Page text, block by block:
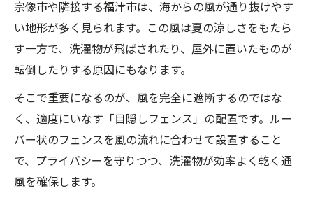
宗像市や隣接する福津市は、海からの風が通り抜けやす
い地形が多く見られます。この風は夏の涼しさをもたら
す一方で、洗濯物が飛ばされたり、屋外に置いたものが
転倒したりする原因にもなります。
そこで重要になるのが、風を完全に遮断するのではな
く、適度にいなす「目隠しフェンス」の配置です。ルー
バー状のフェンスを風の流れに合わせて設置すること
で、プライバシーを守りつつ、洗濯物が効率よく乾く通
風を確保します。